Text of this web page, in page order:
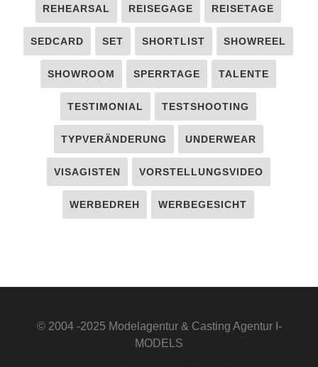
REHEARSAL REISEGAGE REISETAGE
SEDCARD SET SHORTLIST SHOWREEL
SHOWROOM SPERRTAGE TALENTE
TESTIMONIAL TESTSHOOTING
TYPVERÄNDERUNG UNDERWEAR
VISAGISTEN VORSTELLUNGSVIDEO
WERBEDREH WERBEGESICHT
© 2004 -2025 Modelagentur & Casting Agentur I-
MODELS